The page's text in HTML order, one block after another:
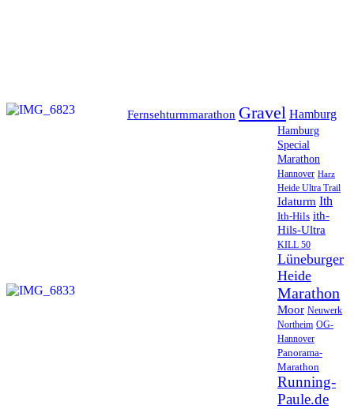
Fernsehturmmarathon Gravel Hamburg
Hamburg
Special
Marathon
Hannover Harz
Heide Ultra Trail
Idaturm Ith
Ith-Hils ith-
Hils-Ultra
KILL 50
Lüneburger
Heide
Marathon
Moor Neuwerk
Northeim OG-
Hannover
Panorama-
Marathon
Running-
Paule.de